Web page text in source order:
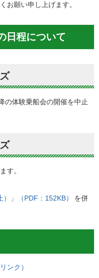
お願い申し上げます。
日程について
の体験乗船会の開催を中止
す。
）」（PDF：152KB）
を併
ンク）